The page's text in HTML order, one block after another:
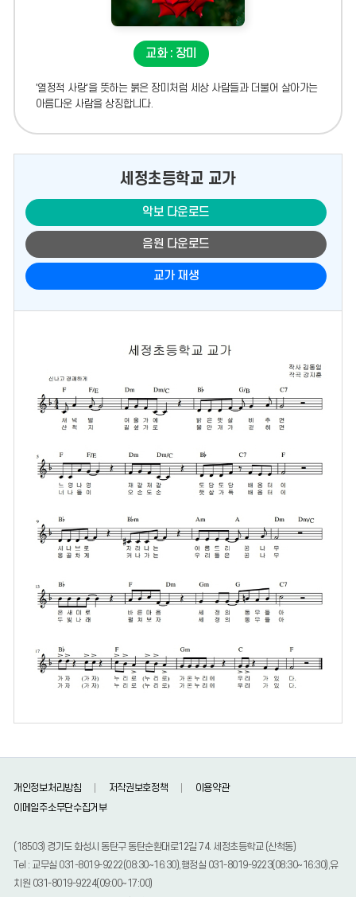
교화 : 장미
'열정적 사랑'을 뜻하는 붉은 장미처럼 세상 사람들과 더불어 살아가는
아름다운 사람을 상징합니다.
세정초등학교 교가
악보 다운로드
음원 다운로드
교가 재생
개인정보처리방침 저작권보호정책
이용약관
이메일주소무단수집거부
(18503) 경기도 화성시 동탄구 동탄순환대로12길 74. 세정초등학교 (산척동)
Tel : 교무실 031-8019-9222(08:30~16:30),행정실 031-8019-9223(08:30~16:30),유
치원 031-8019-9224(09:00~17:00)